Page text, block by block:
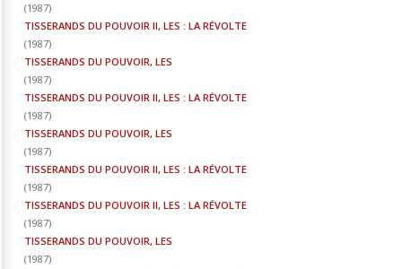
(1987)
TISSERANDS DU POUVOIR II, LES : LA RÉVOLTE
(1987)
TISSERANDS DU POUVOIR, LES
(1987)
TISSERANDS DU POUVOIR II, LES : LA RÉVOLTE
(1987)
TISSERANDS DU POUVOIR, LES
(1987)
TISSERANDS DU POUVOIR II, LES : LA RÉVOLTE
(1987)
TISSERANDS DU POUVOIR II, LES : LA RÉVOLTE
(1987)
TISSERANDS DU POUVOIR, LES
(1987)